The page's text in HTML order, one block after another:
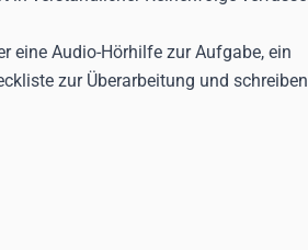
eine Audio-Hörhilfe zur Aufgabe, ein
zur Überarbeitung und schreiben